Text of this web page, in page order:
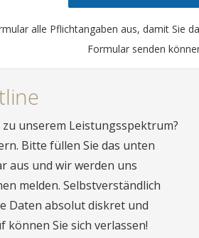
alle Pflichtangaben aus, damit Sie
Formular senden
zu unserem Leistungsspektrum?
Bitte füllen Sie das unten
aus und wir werden uns
melden. Selbstverständlich
Daten absolut diskret und
können Sie sich verlassen!